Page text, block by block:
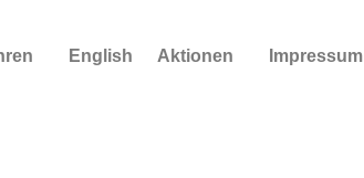
English Aktionen Impressum